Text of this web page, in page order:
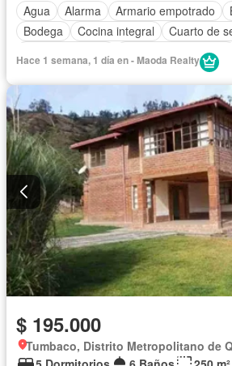
Agua
Alarma Armario empotrado
Bodega
Cocina integral Cuarto de
Garita de guardianía
Completamente amoblado
Hace 1 semana, 1 día en - Maoda Realty
$ 195.000
Tumbaco, Distrito Metropolitano de